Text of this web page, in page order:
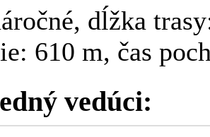
dĺžka
610 m, čas
vedúci: